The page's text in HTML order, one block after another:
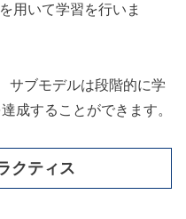
用いて学習を行いま
サブモデルは段階的に学
成することができます。
クティス